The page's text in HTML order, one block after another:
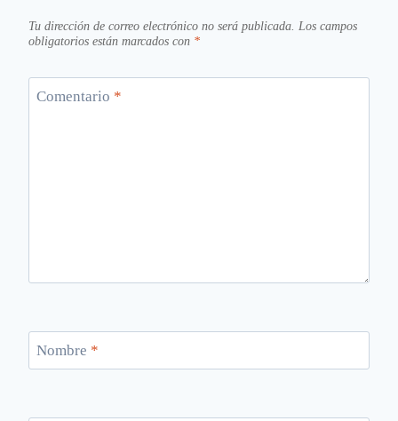
Tu dirección de correo electrónico no será publicada. Los campos
obligatorios están marcados con *
Comentario *
Nombre *